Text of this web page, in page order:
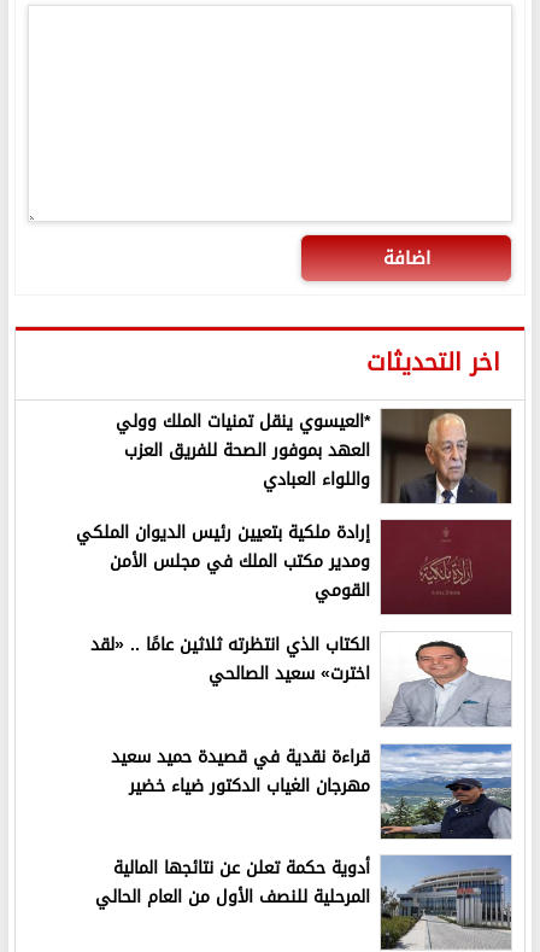
اضافة
اخر التحديثات
*العيسوي ينقل تمنيات الملك وولي
العهد بموفور الصحة للفريق العزب
واللواء العبادي
إرادة ملكية بتعيين رئيس الديوان الملكي
ومدير مكتب الملك في مجلس الأمن
القومي
الكتاب الذي انتظرته ثلاثين عامًا .. «لقد
اخترت» سعيد الصالحي
قراءة نقدية في قصيدة حميد سعيد
مهرجان الغياب الدكتور ضياء خضير
أدوية حكمة تعلن عن نتائجها المالية
المرحلية للنصف الأول من العام الحالي